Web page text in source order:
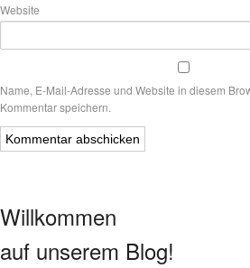
Website
Name, E-Mail-Adresse und Website in diesem
Kommentar speichern.
Willkommen
auf unserem Blog!